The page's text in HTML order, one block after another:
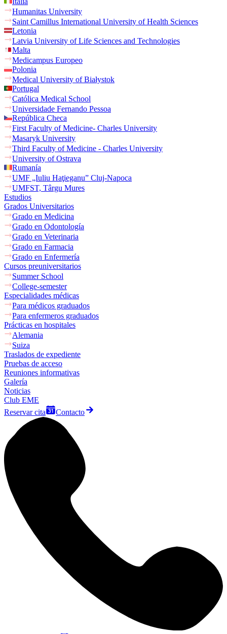
Humanitas University
Saint Camillus International University of Health Sciences
Letonia
Latvia University of Life Sciences and Technologies
Malta
Medicampus Europeo
Polonia
Medical University of Białystok
Portugal
Católica Medical School
Universidade Fernando Pessoa
República Checa
First Faculty of Medicine- Charles University
Masaryk University
Third Faculty of Medicine - Charles University
University of Ostrava
Rumanía
UMF „Iuliu Haţieganu” Cluj-Napoca
UMFST, Târgu Mures
Estudios
Grados Universitarios
Grado en Medicina
Grado en Odontología
Grado en Veterinaria
Grado en Farmacia
Grado en Enfermería
Cursos preuniversitarios
Summer School
College-semester
Especialidades médicas
Para médicos graduados
Para enfermeros graduados
Prácticas en hospitales
Alemania
Suiza
Traslados de expediente
Pruebas de acceso
Reuniones informativas
Galería
Noticias
Club EME
Reservar cita
Contacto